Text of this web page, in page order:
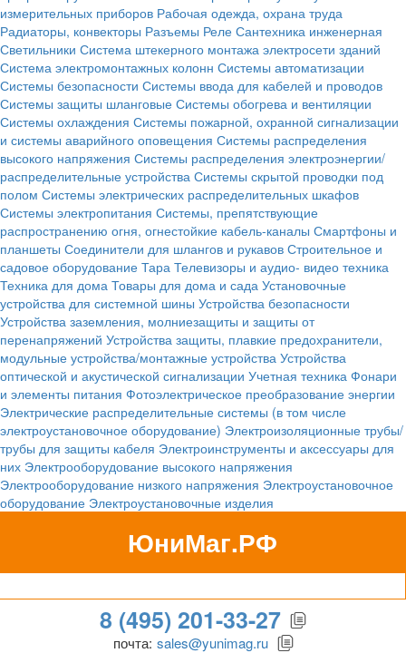
измерительных приборов Рабочая одежда, охрана труда
Радиаторы, конвекторы Разъемы Реле Сантехника инженерная
Светильники Система штекерного монтажа электросети зданий
Система электромонтажных колонн Системы автоматизации
Системы безопасности Системы ввода для кабелей и проводов
Системы защиты шланговые Системы обогрева и вентиляции
Системы охлаждения Системы пожарной, охранной сигнализации
и системы аварийного оповещения Системы распределения
высокого напряжения Системы распределения электроэнергии/
распределительные устройства Системы скрытой проводки под
полом Системы электрических распределительных шкафов
Системы электропитания Системы, препятствующие
распространению огня, огнестойкие кабель-каналы Смартфоны и
планшеты Соединители для шлангов и рукавов Строительное и
садовое оборудование Тара Телевизоры и аудио- видео техника
Техника для дома Товары для дома и сада Установочные
устройства для системной шины Устройства безопасности
Устройства заземления, молниезащиты и защиты от
перенапряжений Устройства защиты, плавкие предохранители,
модульные устройства/монтажные устройства Устройства
оптической и акустической сигнализации Учетная техника Фонари
и элементы питания Фотоэлектрическое преобразование энергии
Электрические распределительные системы (в том числе
электроустановочное оборудование) Электроизоляционные трубы/
трубы для защиты кабеля Электроинструменты и аксессуары для
них Электрооборудование высокого напряжения
Электрооборудование низкого напряжения Электроустановочное
оборудование Электроустановочные изделия
ЮниМаг.РФ
Гипермаркет для бизнеса
8 (495) 201-33-27
почта: sales@yunimag.ru